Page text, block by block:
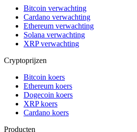
Bitcoin verwachting
Cardano verwachting
Ethereum verwachting
Solana verwachting
XRP verwachting
Cryptoprijzen
Bitcoin koers
Ethereum koers
Dogecoin koers
XRP koers
Cardano koers
Producten